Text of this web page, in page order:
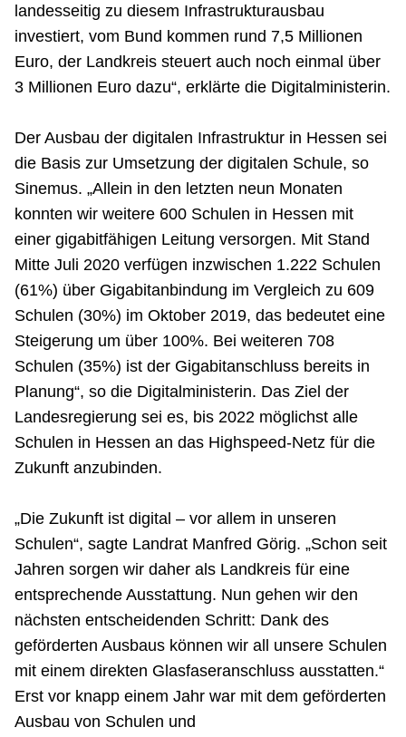
landesseitig zu diesem Infrastrukturausbau
investiert, vom Bund kommen rund 7,5 Millionen
Euro, der Landkreis steuert auch noch einmal über
3 Millionen Euro dazu“, erklärte die Digitalministerin.
Der Ausbau der digitalen Infrastruktur in Hessen sei
die Basis zur Umsetzung der digitalen Schule, so
Sinemus. „Allein in den letzten neun Monaten
konnten wir weitere 600 Schulen in Hessen mit
einer gigabitfähigen Leitung versorgen. Mit Stand
Mitte Juli 2020 verfügen inzwischen 1.222 Schulen
(61%) über Gigabitanbindung im Vergleich zu 609
Schulen (30%) im Oktober 2019, das bedeutet eine
Steigerung um über 100%. Bei weiteren 708
Schulen (35%) ist der Gigabitanschluss bereits in
Planung“, so die Digitalministerin. Das Ziel der
Landesregierung sei es, bis 2022 möglichst alle
Schulen in Hessen an das Highspeed-Netz für die
Zukunft anzubinden.
„Die Zukunft ist digital – vor allem in unseren
Schulen“, sagte Landrat Manfred Görig. „Schon seit
Jahren sorgen wir daher als Landkreis für eine
entsprechende Ausstattung. Nun gehen wir den
nächsten entscheidenden Schritt: Dank des
geförderten Ausbaus können wir all unsere Schulen
mit einem direkten Glasfaseranschluss ausstatten.“
Erst vor knapp einem Jahr war mit dem geförderten
Ausbau von Schulen und